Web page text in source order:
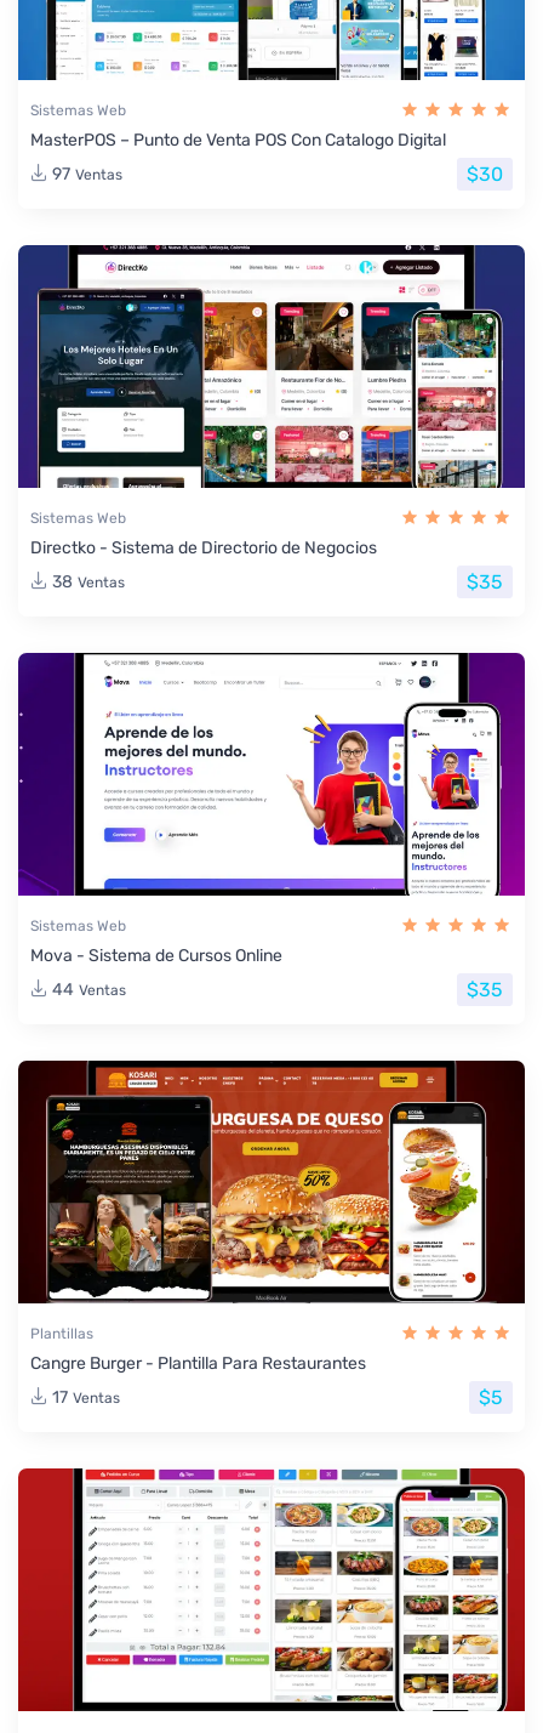
Sistemas Web
MasterPOS – Punto de Venta POS Con Catalogo Digital
97 Ventas $30
Sistemas Web
Directko - Sistema de Directorio de Negocios
38 Ventas $35
Sistemas Web
Mova - Sistema de Cursos Online
44 Ventas $35
Plantillas
Cangre Burger - Plantilla Para Restaurantes
17 Ventas $5